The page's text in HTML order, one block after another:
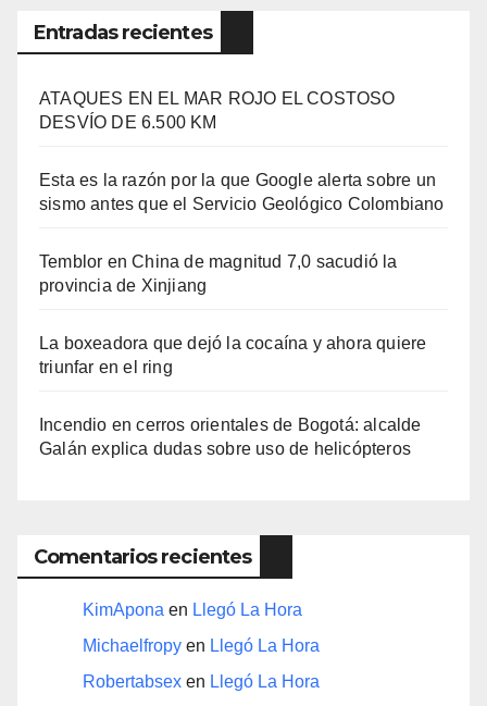
Entradas recientes
ATAQUES EN EL MAR ROJO EL COSTOSO
DESVÍO DE 6.500 KM
Esta es la razón por la que Google alerta sobre un
sismo antes que el Servicio Geológico Colombiano
Temblor en China de magnitud 7,0 sacudió la
provincia de Xinjiang
La boxeadora que dejó la cocaína y ahora quiere
triunfar en el ring​
Incendio en cerros orientales de Bogotá: alcalde
Galán explica dudas sobre uso de helicópteros
Comentarios recientes
KimApona en Llegó La Hora
Michaelfropy en Llegó La Hora
Robertabsex en Llegó La Hora